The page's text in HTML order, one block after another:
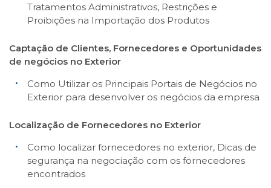
Tratamentos Administrativos, Restrições e
Proibições na Importação dos Produtos
Captação de Clientes, Fornecedores e Oportunidades
de negócios no Exterior
Como Utilizar os Principais Portais de Negócios no
Exterior para desenvolver os negócios da empresa
Localização de Fornecedores no Exterior
Como localizar fornecedores no exterior, Dicas de
segurança na negociação com os fornecedores
encontrados